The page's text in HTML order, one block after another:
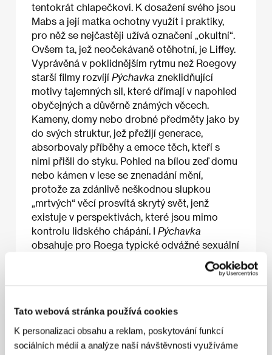
Tato webová stránka používá cookies
K personalizaci obsahu a reklam, poskytování funkcí
sociálních médií a analýze naší návštěvnosti využíváme
tentokrát chlapečkovi. K dosažení svého jsou
Mabs a její matka ochotny využít i praktiky,
pro něž se nejčastěji užívá označení „okultní“.
Ovšem ta, jež neočekávaně otěhotní, je Liffey.
Vyprávěná v poklidnějším rytmu než Roegovy
starší filmy rozvíjí Pýchavka zneklidňující
motivy tajemných sil, které dřímají v napohled
obyčejných a důvěrně známých věcech.
Kameny, domy nebo drobné předměty jako by
do svých struktur, jež přežijí generace,
absorbovaly příběhy a emoce těch, kteří s
nimi přišli do styku. Pohled na bílou zeď domu
nebo kámen v lese se znenadání mění,
protože za zdánlivě neškodnou slupkou
„mrtvých“ věcí prosvítá skrytý svět, jenž
existuje v perspektivách, které jsou mimo
kontrolu lidského chápání. I Pýchavka
obsahuje pro Roega typické odvážné sexuální
vyvolal v
roce 1973 skandál „věrohodnou“ sexuální
otevřeně, nýbrž doslova z vnitřní perspektivy.